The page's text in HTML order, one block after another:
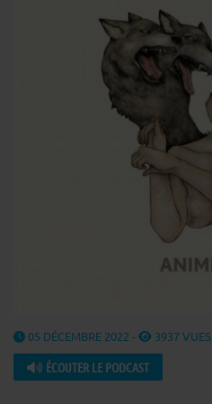
05 DÉCEMBRE 2022 - 3937 VUES
ÉCOUTER LE PODCAST